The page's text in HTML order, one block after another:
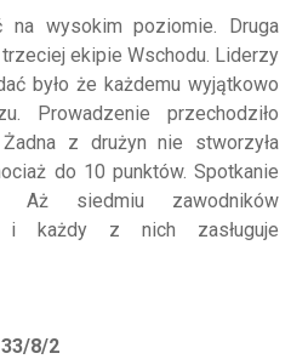
na wysokim poziomie. Druga
ekipie Wschodu. Liderzy
było że każdemu wyjątkowo
Prowadzenie przechodziło
z drużyn nie stworzyła
do 10 punktów. Spotkanie
Aż siedmiu zawodników
i każdy z nich zasługuje
8/2